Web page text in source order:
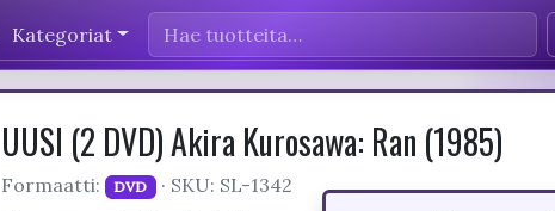
Kategoriat
UUSI (2 DVD) Akira Kurosawa: Ran (1985)
Formaatti: DVD
· SKU: SL-1342